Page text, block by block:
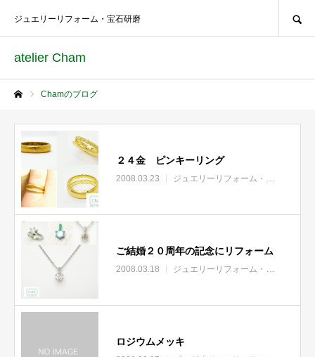
atelier Cham
ジュエリーリフォーム・宝石研磨
Chamのブログ
２４金 ピンキーリング
2008.03.23 ジュエリーリフォーム・リモデル
ご結婚２０周年の記念にリフォーム
2008.03.18 ジュエリーリフォーム・リモデル
ロジウムメッキ